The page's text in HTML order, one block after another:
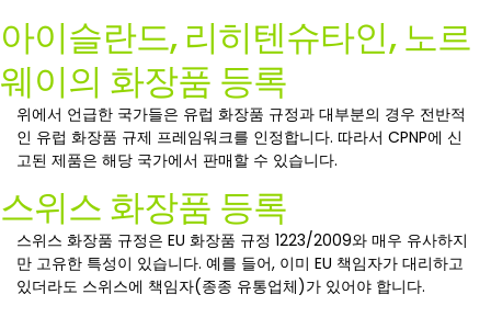
아이슬란드, 리히텐슈타인, 노르
웨이의 화장품 등록
위에서 언급한 국가들은 유럽 화장품 규정과 대부분의 경우 전반적
인 유럽 화장품 규제 프레임워크를 인정합니다. 따라서 CPNP에 신
고된 제품은 해당 국가에서 판매할 수 있습니다.
스위스 화장품 등록
스위스 화장품 규정은 EU 화장품 규정 1223/2009와 매우 유사하지
만 고유한 특성이 있습니다. 예를 들어, 이미 EU 책임자가 대리하고
있더라도 스위스에 책임자(종종 유통업체)가 있어야 합니다.